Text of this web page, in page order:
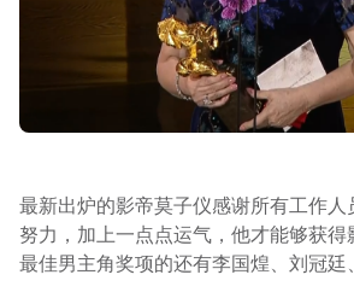
最新出炉的影帝莫子仪感谢所有工作人
努力，加上一点点运气，他才能够获
最佳男主角奖项的还有李国煌、刘冠廷